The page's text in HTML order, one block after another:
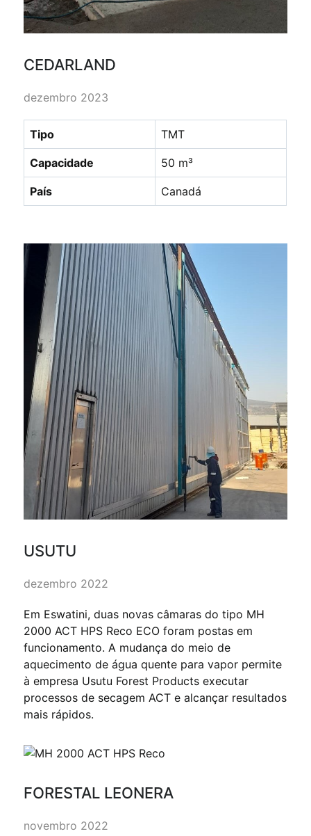
CEDARLAND
dezembro 2023
Tipo TMT
Capacidade 50 m³
País Canadá
USUTU
dezembro 2022
Em Eswatini, duas novas câmaras do tipo MH
2000 ACT HPS Reco ECO foram postas em
funcionamento. A mudança do meio de
aquecimento de água quente para vapor permite
à empresa Usutu Forest Products executar
processos de secagem ACT e alcançar resultados
mais rápidos.
FORESTAL LEONERA
novembro 2022